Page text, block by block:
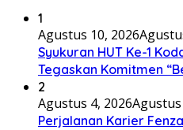
1
Agustus 10, 2026
Syukuran HUT Ke-1
Tegaskan Komitmen
2
Agustus 4, 2026Agustus
Perjalanan Karier